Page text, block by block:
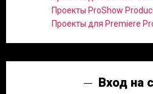
Проекты ProShow
Проекты для Premiere
Вход на